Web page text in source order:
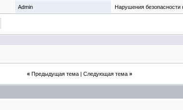
Admin Нарушения безопасности
« Предыдущая тема| Следующая тема »